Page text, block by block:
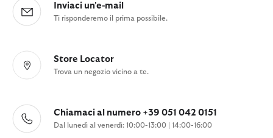
Inviaci un'e-mail
Ti risponderemo il prima possibile.
Store Locator
Trova un negozio vicino a te.
Chiamaci al numero +39 051 042 0151
Dal lunedì al venerdì: 10:00-13:00 | 14:00-16:00